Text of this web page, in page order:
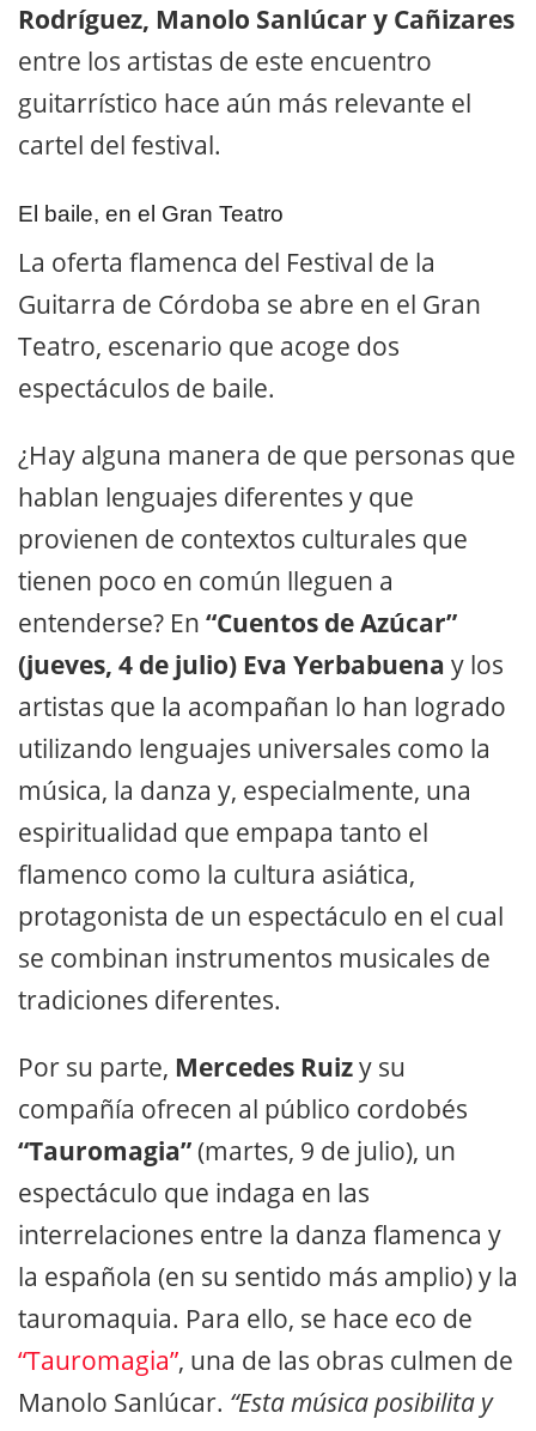
Rodríguez, Manolo Sanlúcar y Cañizares
entre los artistas de este encuentro
guitarrístico hace aún más relevante el
cartel del festival.
El baile, en el Gran Teatro
La oferta flamenca del Festival de la
Guitarra de Córdoba se abre en el Gran
Teatro, escenario que acoge dos
espectáculos de baile.
¿Hay alguna manera de que personas que
hablan lenguajes diferentes y que
provienen de contextos culturales que
tienen poco en común lleguen a
entenderse? En “Cuentos de Azúcar”
(jueves, 4 de julio) Eva Yerbabuena y los
artistas que la acompañan lo han logrado
utilizando lenguajes universales como la
música, la danza y, especialmente, una
espiritualidad que empapa tanto el
flamenco como la cultura asiática,
protagonista de un espectáculo en el cual
se combinan instrumentos musicales de
tradiciones diferentes.
Por su parte, Mercedes Ruizy su
compañía ofrecen al público cordobés
“Tauromagia”(martes, 9 de julio), un
espectáculo que indaga en las
interrelaciones entre la danza flamenca y
la española (en su sentido más amplio) y la
tauromaquia. Para ello, se hace eco de
“Tauromagia”, una de las obras culmen de
Manolo Sanlúcar. “Esta música posibilita y